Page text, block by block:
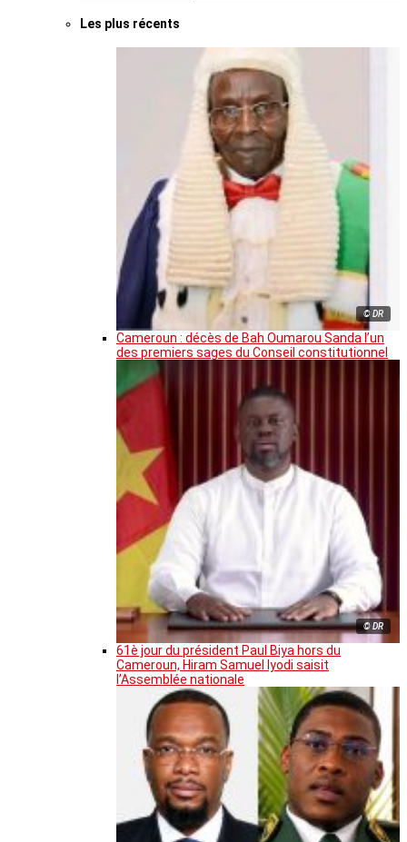
Les plus récents
© DR
Cameroun : décès de Bah Oumarou Sanda l’un
des premiers sages du Conseil constitutionnel
© DR
61è jour du président Paul Biya hors du
Cameroun, Hiram Samuel Iyodi saisit
l’Assemblée nationale